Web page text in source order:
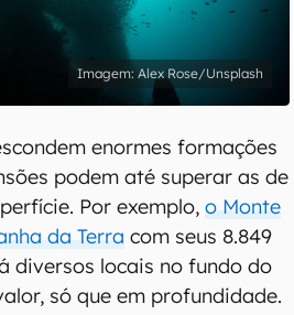
Alex Rose/Unsplash
enormes formações
podem até superar as de
Por exemplo,o Monte
da Terra com seus 8.849
diversos locais no fundo do
só que em profundidade.